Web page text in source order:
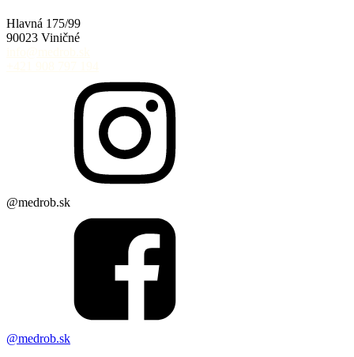
Hlavná 175/99
90023 Viničné
@medrob.sk
@medrob.sk